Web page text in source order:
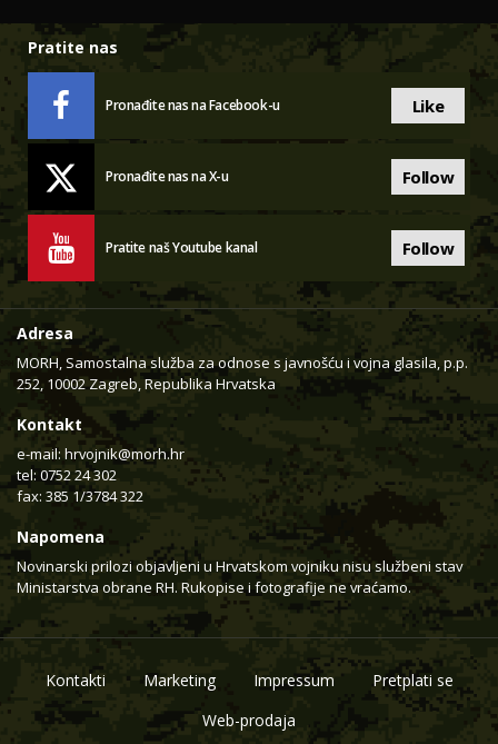
Pratite nas
Pronađite nas na Facebook-u Like
Pronađite nas na X-u Follow
Pratite naš Youtube kanal Follow
Adresa
MORH, Samostalna služba za odnose s javnošću i vojna glasila, p.p.
252, 10002 Zagreb, Republika Hrvatska
Kontakt
e-mail: hrvojnik@morh.hr
tel: 0752 24 302
fax: 385 1/3784 322
Napomena
Novinarski prilozi objavljeni u Hrvatskom vojniku nisu službeni stav
Ministarstva obrane RH. Rukopise i fotografije ne vraćamo.
Kontakti Marketing Impressum
Pretplati se
Web-prodaja